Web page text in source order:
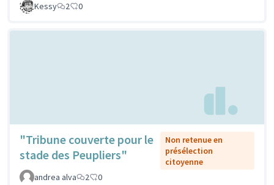
Kessy 2 0
"Tribune couverte pour le
stade des Peupliers"
Non retenue en
présélection
citoyenne
andrea alva
2 0